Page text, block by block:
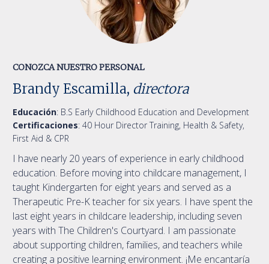
CONOZCA NUESTRO PERSONAL
Brandy Escamilla, directora
Educación: B.S Early Childhood Education and Development
Certificaciones:40 Hour Director Training, Health & Safety,
First Aid & CPR
I have nearly 20 years of experience in early childhood
education. Before moving into childcare management, I
taught Kindergarten for eight years and served as a
Therapeutic Pre-K teacher for six years. I have spent the
last eight years in childcare leadership, including seven
years with The Children's Courtyard. I am passionate
about supporting children, families, and teachers while
creating a positive learning environment. ¡Me encantaría